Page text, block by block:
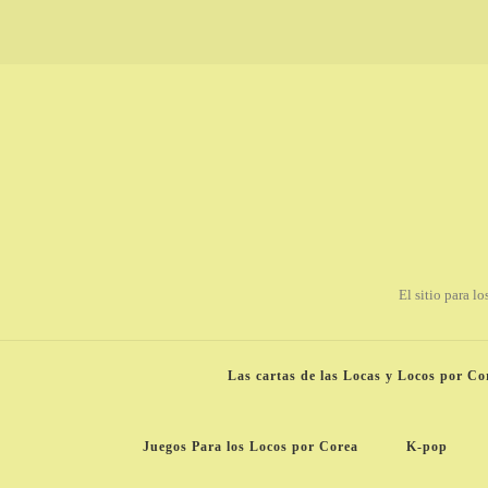
El sitio para
Las cartas de las Locas y Locos por
Juegos Para los Locos por Corea K-pop